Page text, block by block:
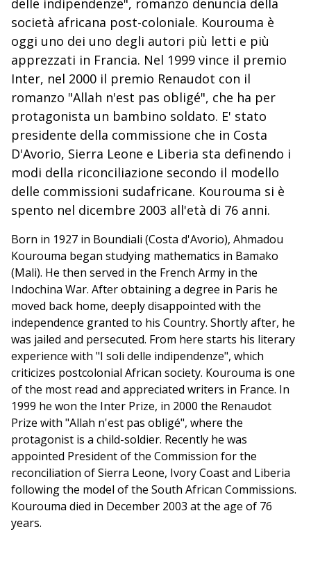
delle indipendenze", romanzo denuncia della
società africana post-coloniale. Kourouma è
oggi uno dei uno degli autori più letti e più
apprezzati in Francia. Nel 1999 vince il premio
Inter, nel 2000 il premio Renaudot con il
romanzo "Allah n'est pas obligé", che ha per
protagonista un bambino soldato. E' stato
presidente della commissione che in Costa
D'Avorio, Sierra Leone e Liberia sta definendo i
modi della riconciliazione secondo il modello
delle commissioni sudafricane. Kourouma si è
spento nel dicembre 2003 all'età di 76 anni.
Born in 1927 in Boundiali (Costa d'Avorio), Ahmadou
Kourouma began studying mathematics in Bamako
(Mali). He then served in the French Army in the
Indochina War. After obtaining a degree in Paris he
moved back home, deeply disappointed with the
independence granted to his Country. Shortly after, he
was jailed and persecuted. From here starts his literary
experience with "I soli delle indipendenze", which
criticizes postcolonial African society. Kourouma is one
of the most read and appreciated writers in France. In
1999 he won the Inter Prize, in 2000 the Renaudot
Prize with "Allah n'est pas obligé", where the
protagonist is a child-soldier. Recently he was
appointed President of the Commission for the
reconciliation of Sierra Leone, Ivory Coast and Liberia
following the model of the South African Commissions.
Kourouma died in December 2003 at the age of 76
years.